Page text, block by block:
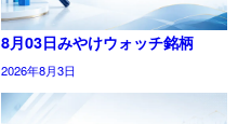
8月03日みやけウォッチ銘柄
2026年8月3日